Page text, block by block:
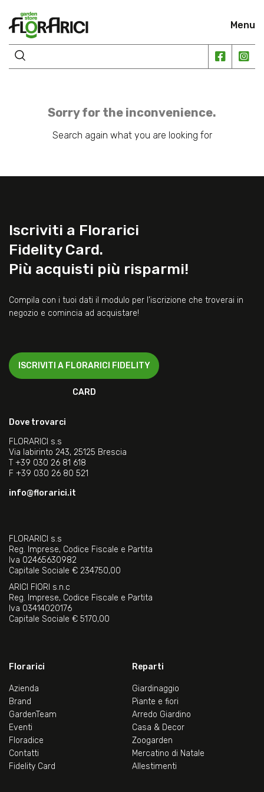
Menu
Sorry for the inconvenience.
Search again what you are looking for
Iscriviti a Florarici
Fidelity Card.
Più acquisti più risparmi!
Compila con i tuoi dati il modulo per l’iscrizione che troverai in
negozio e comincia ad acquistare!
ISCRIVITI A FLORARICI FIDELITY
CARD
Dove trovarci
FLORARICI s.s
Via labirinto 243, 25125 Brescia
T +39 030 26 81 618
F +39 030 26 80 521
info@florarici.it
FLORARICI s.s
Reg. Imprese, Codice Fiscale e Partita
Iva 02465630982
Capitale Sociale € 234750,00
ARICI FIORI s.n.c
Reg. Imprese, Codice Fiscale e Partita
Iva 03414020176
Capitale Sociale € 5170,00
Florarici
Azienda
Brand
GardenTeam
Eventi
Floradice
Contatti
Fidelity Card
Reparti
Giardinaggio
Piante e fiori
Arredo Giardino
Casa & Decor
Zoogarden
Mercatino di Natale
Allestimenti